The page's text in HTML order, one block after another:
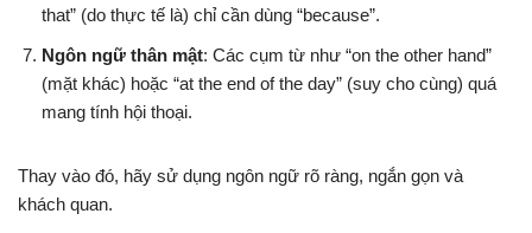
that” (do thực tế là) chỉ cần dùng “because”.
Ngôn ngữ thân mật: Các cụm từ như “on the other hand”
(mặt khác) hoặc “at the end of the day” (suy cho cùng) quá
mang tính hội thoại.
Thay vào đó, hãy sử dụng ngôn ngữ rõ ràng, ngắn gọn và
khách quan.